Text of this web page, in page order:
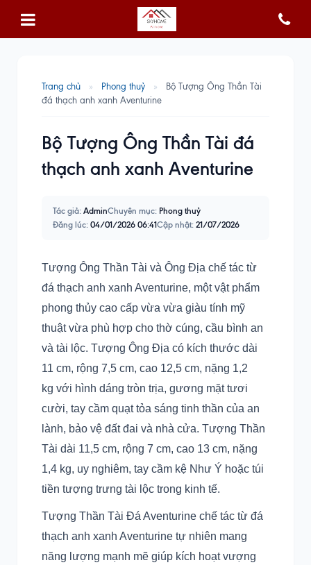
Trang chủ » Phong thuỷ »
Bộ Tượng Ông Thần Tài
đá thạch anh xanh Aventurine
Bộ Tượng Ông Thần Tài đá
thạch anh xanh Aventurine
Tác giả: AdminChuyên mục: Phong thuỷ
Đăng lúc: 04/01/2026 06:41Cập nhật: 21/07/2026
Tượng Ông Thần Tài và Ông Địa chế tác từ
đá thạch anh xanh Aventurine, một vật phẩm
phong thủy cao cấp vừa vừa giàu tính mỹ
thuật vừa phù hợp cho thờ cúng, cầu bình an
và tài lộc. Tượng Ông Địa có kích thước dài
11 cm, rộng 7,5 cm, cao 12,5 cm, nặng 1,2
kg với hình dáng tròn trịa, gương mặt tươi
cười, tay cầm quạt tỏa sáng tinh thần của an
lành, bảo vệ đất đai và nhà cửa. Tượng Thần
Tài dài 11,5 cm, rộng 7 cm, cao 13 cm, nặng
1,4 kg, uy nghiêm, tay cầm kệ Như Ý hoặc túi
tiền tượng trưng tài lộc trong kinh tế.
Tượng Thần Tài Đá Aventurine chế tác từ đá
thạch anh xanh Aventurine tự nhiên mang
năng lượng mạnh mẽ giúp kích hoạt vượng